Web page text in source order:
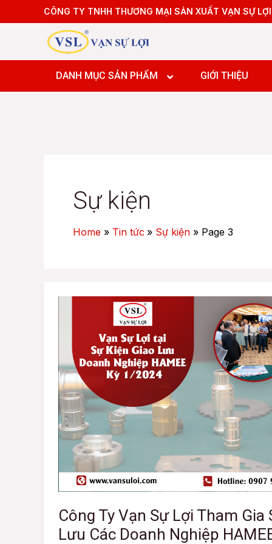
to
CÔNG TY TNHH THƯƠNG MẠI SẢN XUẤT VẠN SỰ LỢI
DANH MỤC SẢN PHẨM GIỚI THIỆU
Máy
Máy
Sự kiện
Home Tin tức Sự kiện Page 3
Công Ty Vạn Sự Lợi Tham Gia
Lưu Các Doanh Nghiệp
Lợi
Tham
Gia
Sự
Kiện
Giao
Lưu
Doanh
Nghiệp
HAMEE
Kỳ
Post
pagination